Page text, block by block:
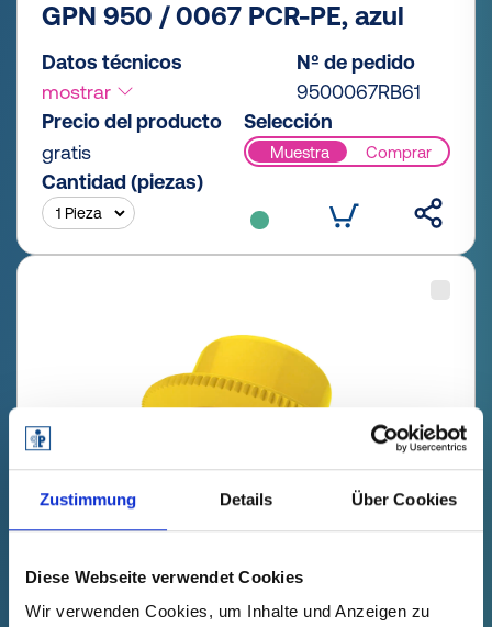
Zustimmung Details Über Cookies
Diese Webseite verwendet Cookies
Wir verwenden Cookies, um Inhalte und Anzeigen zu
GPN 950 / 0067 PCR-PE, azul
Datos técnicos
mostrar
Nº de pedido
9500067RB61
Precio del producto
gratis
Selección
Muestra Comprar
Cantidad (piezas)
GPN 950 / 0067 PCR-PE / PE-LD,